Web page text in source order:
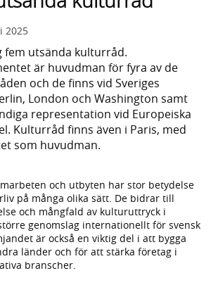
2025
fem utsända kulturråd.
är huvudman för fyra av de
och de finns vid Sveriges
London och Washington samt
representation vid Europeiska
Kulturråd finns även i Paris, med
som huvudman.
och utbyten har stor betydelse
på många olika sätt. De bidrar till
och mångfald av kulturuttryck i
genomslag internationellt för svensk
är också en viktig del i att bygga
länder och för att stärka företag i
branscher.